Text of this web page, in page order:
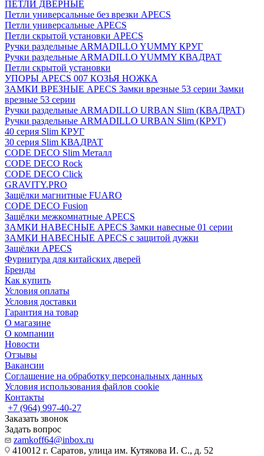
ПЕТЛИ ДВЕРНЫЕ
Петли универсальные без врезки APECS
Петли универсальные APECS
Петли скрытой установки APECS
Ручки раздельные ARMADILLO YUMMY КРУГ
Ручки раздельные ARMADILLO YUMMY КВАДРАТ
Петли скрытой установки
УПОРЫ APECS 007 КОЗЬЯ НОЖКА
ЗАМКИ ВРЕЗНЫЕ APECS Замки врезные 53 серии Замки
врезные 53 серии
Ручки раздельные ARMADILLO URBAN Slim (КВАДРАТ)
Ручки раздельные ARMADILLO URBAN Slim (КРУГ)
40 серия Slim КРУГ
30 серия Slim КВАДРАТ
CODE DECO Slim Металл
CODE DECO Rock
CODE DECO Click
GRAVITY.PRO
Защёлки магнитные FUARO
CODE DECO Fusion
Защёлки межкомнатные APECS
ЗАМКИ НАВЕСНЫЕ APECS Замки навесные 01 серии
ЗАМКИ НАВЕСНЫЕ APECS с защитой дужки
Защёлки APECS
Фурнитура для китайских дверей
Бренды
Как купить
Условия оплаты
Условия доставки
Гарантия на товар
О магазине
О компании
Новости
Отзывы
Вакансии
Соглашение на обработку персональных данных
Условия использования файлов cookie
Контакты
+7 (964) 997-40-27
Заказать звонок
Задать вопрос
zamkoff64@inbox.ru
410012 г. Саратов, улица им. Кутякова И. С., д. 52